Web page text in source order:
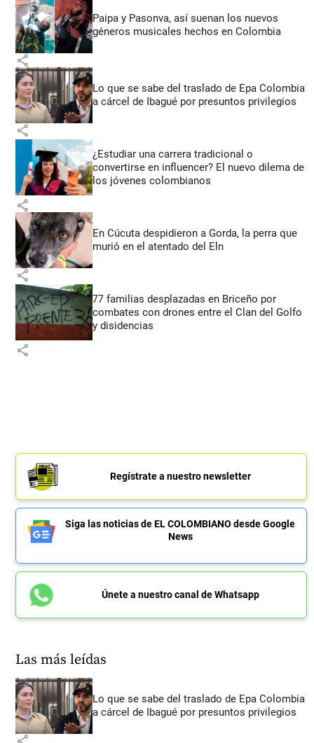
Paipa y Pasonva, así suenan los nuevos
géneros musicales hechos en Colombia
share
Lo que se sabe del traslado de Epa Colombia
a cárcel de Ibagué por presuntos privilegios
share
¿Estudiar una carrera tradicional o
convertirse en influencer? El nuevo dilema de
los jóvenes colombianos
share
En Cúcuta despidieron a Gorda, la perra que
murió en el atentado del Eln
share
77 familias desplazadas en Briceño por
combates con drones entre el Clan del Golfo
y disidencias
share
Regístrate a nuestro newsletter
Siga las noticias de EL COLOMBIANO desde Google
News
Únete a nuestro canal de Whatsapp
Las más leídas
Lo que se sabe del traslado de Epa Colombia
a cárcel de Ibagué por presuntos privilegios